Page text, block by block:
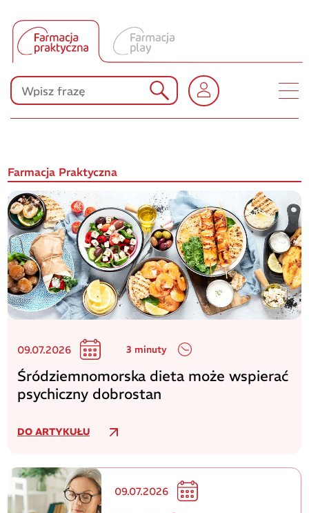
Produkty Polpharmy
KONKURSY
Farmacja Praktyczna
09.07.2026 3 minuty
Śródziemnomorska dieta może wspierać
psychiczny dobrostan
DO ARTYKUŁU
09.07.2026